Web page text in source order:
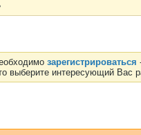
зарегистрироваться
выберите интересующий Вас